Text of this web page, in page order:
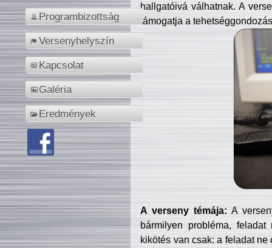
Programbizottság
Versenyhelyszín
Kapcsolat
Galéria
Eredmények
hallgatóivá válhatnak. A
támogatja a
A verseny témája: A
bármilyen probléma, feladat
kikötés van csak: a feladat